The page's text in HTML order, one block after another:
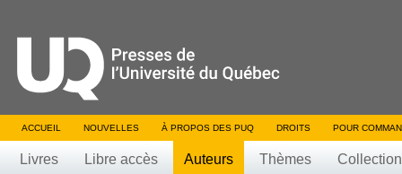
ACCUEIL NOUVELLES À PROPOS DES PUQ DROITS POUR
Livres Libre accès Auteurs Thèmes